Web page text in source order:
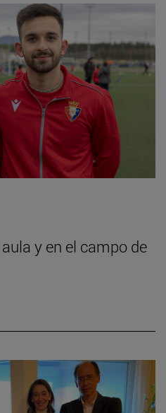
y en el campo de